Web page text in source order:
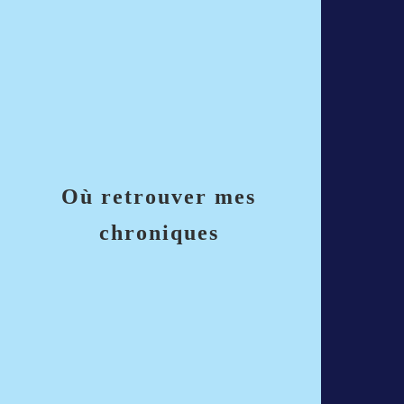
Où retrouver mes
chroniques